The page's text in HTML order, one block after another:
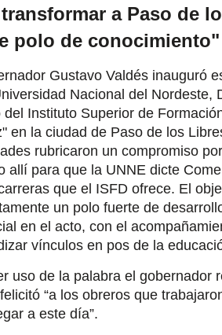
a Paso de
polo de conocimiento"
Gustavo Valdés inauguró
Nacional del Nordeste,
del Instituto Superior de
en la ciudad de Paso de los
rubricaron un compromiso
allí para que la UNNE dicte
que el ISFD ofrece. El
un polo fuerte de
en el acto, con el
vínculos en pos de la
uso de la palabra el gobernador
“a los obreros que
a este día”.